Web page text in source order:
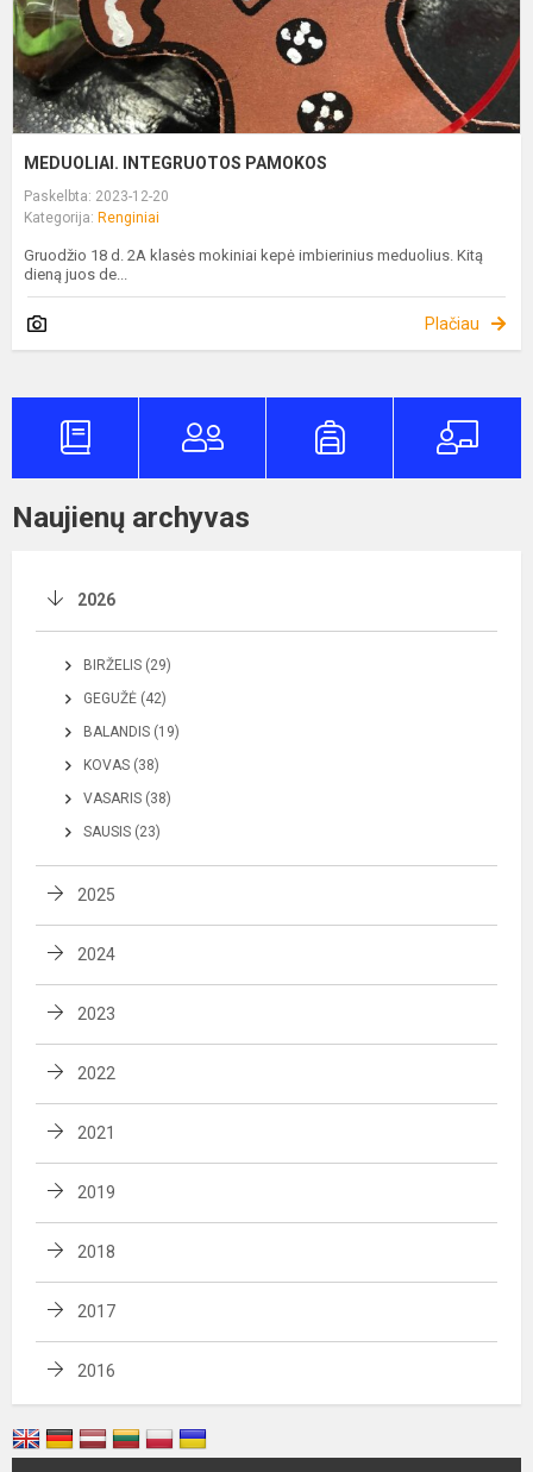
MEDUOLIAI. INTEGRUOTOS PAMOKOS
Paskelbta: 2023-12-20
Kategorija: Renginiai
Gruodžio 18 d. 2A klasės mokiniai kepė imbierinius meduolius. Kitą
dieną juos de...
Plačiau
Naujienų archyvas
2026
BIRŽELIS (29)
GEGUŽĖ (42)
BALANDIS (19)
KOVAS (38)
VASARIS (38)
SAUSIS (23)
2025
2024
2023
2022
2021
2019
2018
2017
2016